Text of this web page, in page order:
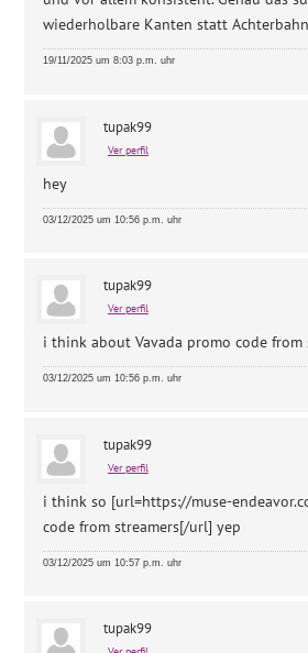
wiederholbare Kanten statt
19/11/2025 um 8:03 p.m. uhr
tupak99
Ver perfil
hey
03/12/2025 um 10:56 p.m. uhr
tupak99
Ver perfil
i think aboutVavada promo code from
03/12/2025 um 10:56 p.m. uhr
tupak99
Ver perfil
i think so [url=https://muse-
code from streamers[/url] yep
03/12/2025 um 10:57 p.m. uhr
tupak99